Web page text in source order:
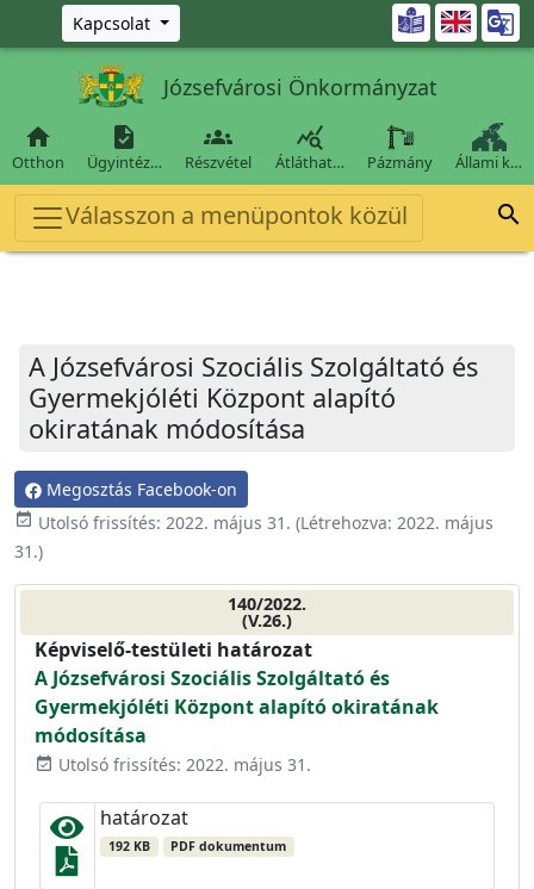
Ugrás a fő tartalomra
Kapcsolat 
Józsefvárosi Önkormányzat

Otthon

Ügyintéz…

Részvétel

Átláthat… Pázmány Állami k…
Válasszon a menüpontok közül 
A Józsefvárosi Szociális Szolgáltató és
Gyermekjóléti Központ alapító
okiratának módosítása
Megosztás Facebook-on
event_available Utolsó frissítés: 2022. május 31. (Létrehozva: 2022. május
31.)
140/2022.
(V.26.)
Képviselő-testületi határozat
A Józsefvárosi Szociális Szolgáltató és
Gyermekjóléti Központ alapító okiratának
módosítása
event_available Utolsó frissítés: 2022. május 31.
határozat
192 KB PDF dokumentum